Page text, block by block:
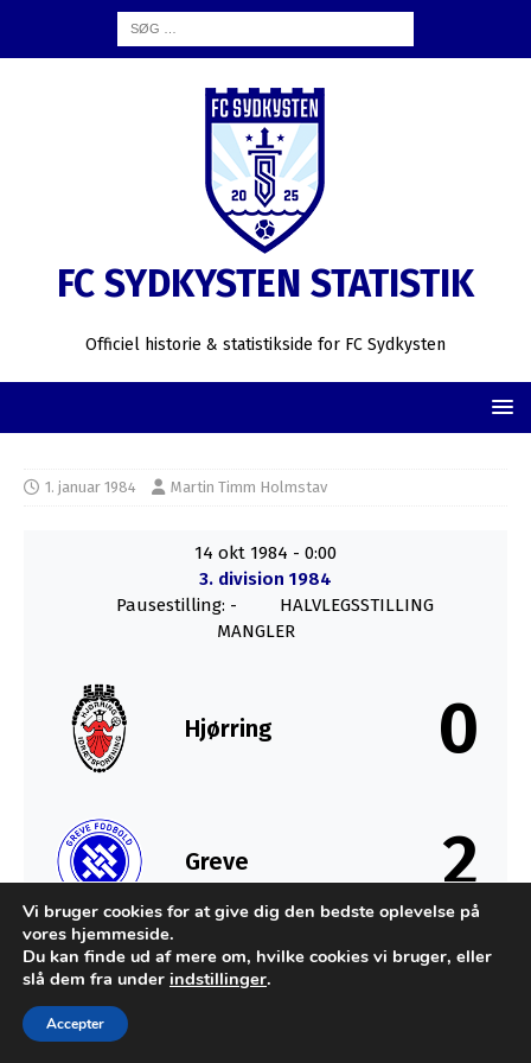
FC SYDKYSTEN STATISTIK
Officiel historie & statistikside for FC Sydkysten
1. januar 1984 Martin Timm Holmstav
14 okt 1984 - 0:00
3. division 1984
Pausestilling: -
HALVLEGSSTILLING
MANGLER
Hjørring 0
Greve 2
SLUT
Udviklet af MTH Design for FC Sydkysten Statistik
Vi bruger cookies for at give dig den bedste oplevelse på
vores hjemmeside.
Du kan finde ud af mere om, hvilke cookies vi bruger, eller
slå dem fra under indstillinger.
Accepter